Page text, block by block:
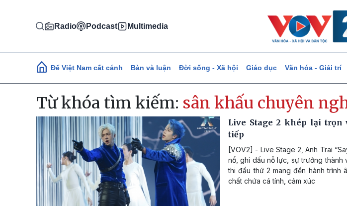
Radio Podcast Multimedia
Main navigation
Để Việt Nam cất cánh Bàn và luận Đời sống - Xã hội Giáo dục Văn hóa - Giải trí
Từ khóa tìm kiếm: sân khấu chuyên
Live Stage 2 khép lại trọn
tiếp
[VOV2] - Live Stage 2, Anh Trai
nổ, ghi dấu nỗ lực, sự trưởng thành
thi đấu thứ 2 mang đến hành trình
chất chứa cá tính, cảm xúc